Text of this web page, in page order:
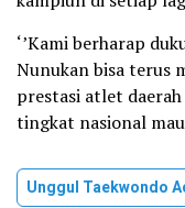
‘’Kami berharap
Nunukan bisa terus
prestasi atlet
tingkat nasional
Unggul Taekwondo